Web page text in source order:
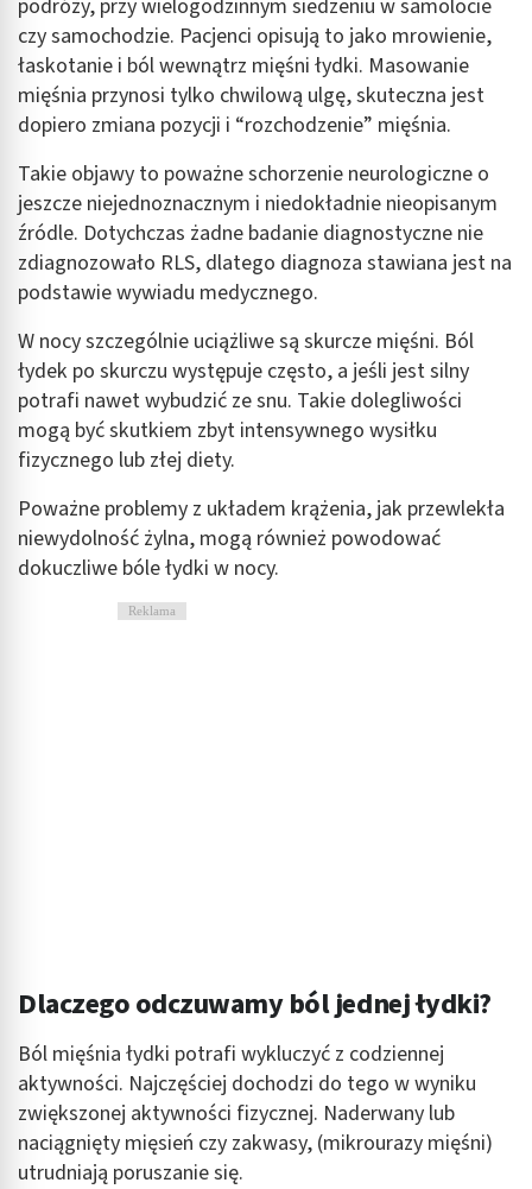
podróży, przy wielogodzinnym siedzeniu w samolocie
czy samochodzie. Pacjenci opisują to jako mrowienie,
łaskotanie i ból wewnątrz mięśni łydki. Masowanie
mięśnia przynosi tylko chwilową ulgę, skuteczna jest
dopiero zmiana pozycji i “rozchodzenie” mięśnia.
Takie objawy to poważne schorzenie neurologiczne o
jeszcze niejednoznacznym i niedokładnie nieopisanym
źródle. Dotychczas żadne badanie diagnostyczne nie
zdiagnozowało RLS, dlatego diagnoza stawiana jest na
podstawie wywiadu medycznego.
W nocy szczególnie uciążliwe są skurcze mięśni. Ból
łydek po skurczu występuje często, a jeśli jest silny
potrafi nawet wybudzić ze snu. Takie dolegliwości
mogą być skutkiem zbyt intensywnego wysiłku
fizycznego lub złej diety.
Poważne problemy z układem krążenia, jak przewlekła
niewydolność żylna, mogą również powodować
dokuczliwe bóle łydki w nocy.
Reklama
Dlaczego odczuwamy ból jednej łydki?
Ból mięśnia łydki potrafi wykluczyć z codziennej
aktywności. Najczęściej dochodzi do tego w wyniku
zwiększonej aktywności fizycznej. Naderwany lub
naciągnięty mięsień czy zakwasy, (mikrourazy mięśni)
utrudniają poruszanie się.